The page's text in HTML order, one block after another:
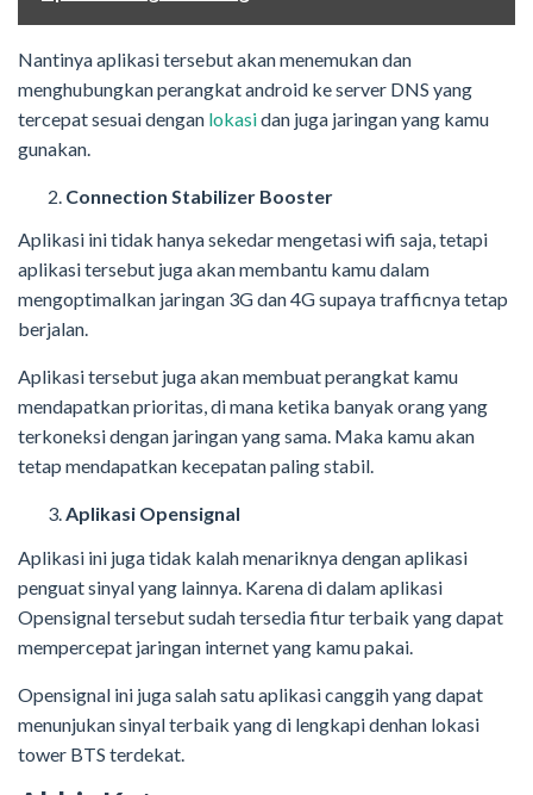
Nantinya aplikasi tersebut akan menemukan dan
menghubungkan perangkat android ke server DNS yang
tercepat sesuai dengan lokasidan juga jaringan yang kamu
gunakan.
Connection Stabilizer Booster
Aplikasi ini tidak hanya sekedar mengetasi wifi saja, tetapi
aplikasi tersebut juga akan membantu kamu dalam
mengoptimalkan jaringan 3G dan 4G supaya trafficnya tetap
berjalan.
Aplikasi tersebut juga akan membuat perangkat kamu
mendapatkan prioritas, di mana ketika banyak orang yang
terkoneksi dengan jaringan yang sama. Maka kamu akan
tetap mendapatkan kecepatan paling stabil.
Aplikasi Opensignal
Aplikasi ini juga tidak kalah menariknya dengan aplikasi
penguat sinyal yang lainnya. Karena di dalam aplikasi
Opensignal tersebut sudah tersedia fitur terbaik yang dapat
mempercepat jaringan internet yang kamu pakai.
Opensignal ini juga salah satu aplikasi canggih yang dapat
menunjukan sinyal terbaik yang di lengkapi denhan lokasi
tower BTS terdekat.